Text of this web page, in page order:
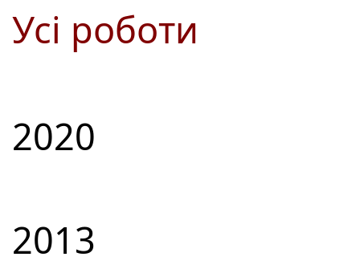
Усі роботи
2020
2013